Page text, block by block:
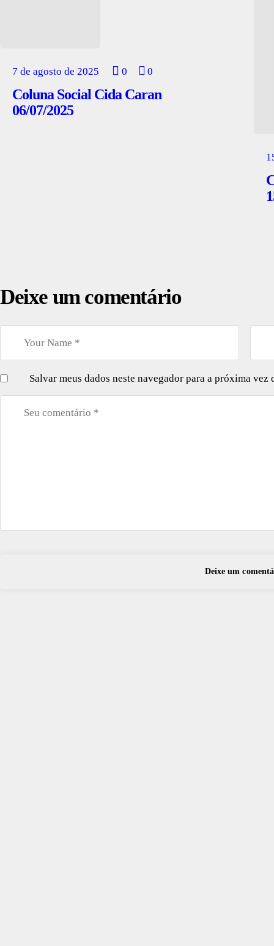
7 de agosto de 2025 0 0
Coluna Social Cida Caran
06/07/2025
Deixe um comentário
Salvar meus dados neste navegador para a próxima vez